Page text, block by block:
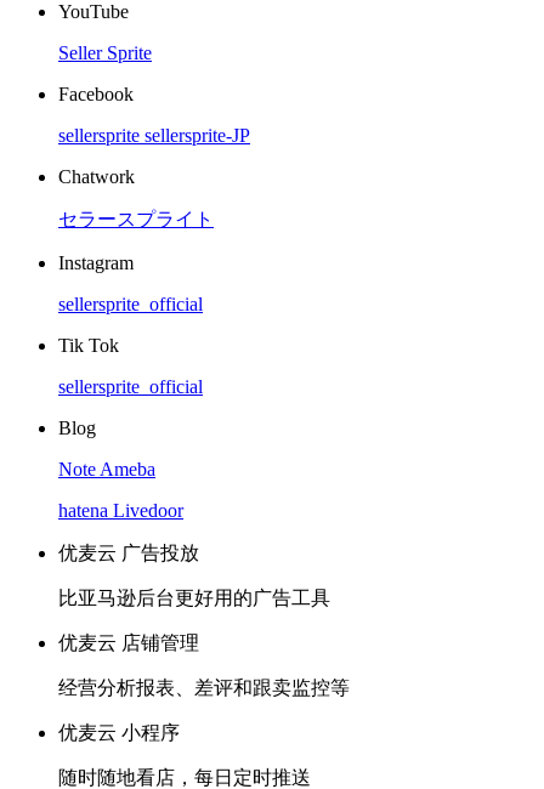
YouTube
Seller Sprite
Facebook
sellersprite sellersprite-JP
Chatwork
セラースプライト
Instagram
sellersprite_official
Tik Tok
sellersprite_official
Blog
Note Ameba
hatena Livedoor
优麦云 广告投放
比亚马逊后台更好用的广告工具
优麦云 店铺管理
经营分析报表、差评和跟卖监控等
优麦云 小程序
随时随地看店，每日定时推送